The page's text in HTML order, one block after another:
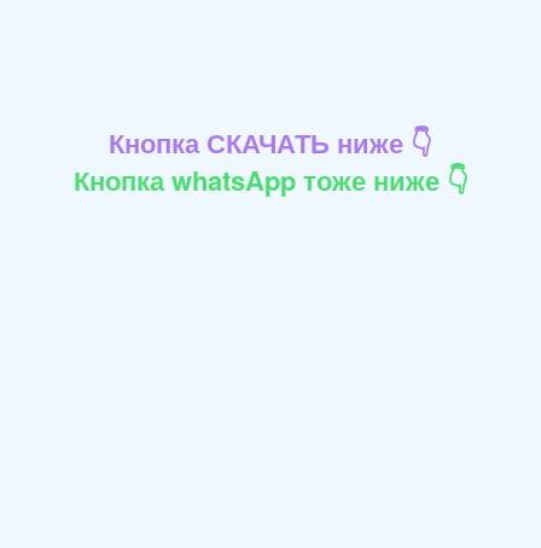
Кнопка СКАЧАТЬ ниже 👇
Кнопка whatsApp тоже ниже 👇